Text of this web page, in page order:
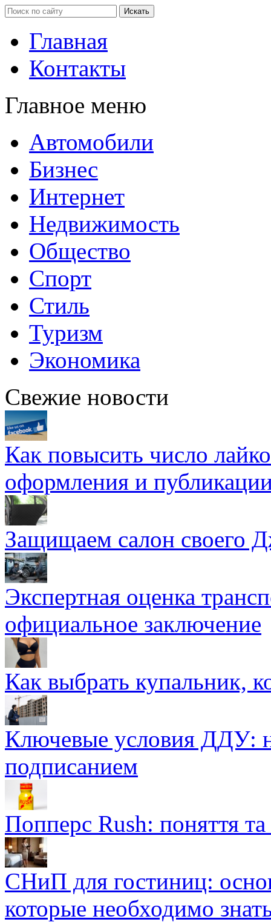
Главная
Контакты
Главное меню
Автомобили
Бизнес
Интернет
Недвижимость
Общество
Спорт
Стиль
Туризм
Экономика
Свежие новости
Как повысить число
оформления и
Защищаем салон своего
Экспертная оценка
официальное заключение
Как выбрать купальник,
Ключевые условия ДДУ:
подписанием
Попперс Rush: поняття та
СНиП для гостиниц:
которые необходимо